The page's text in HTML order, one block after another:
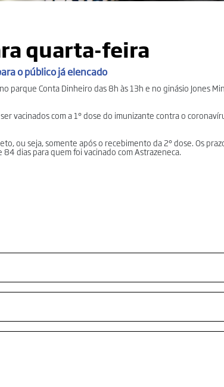
quarta-feira
o público já elencado
parque Conta Dinheiro das 8h às 13h e no ginásio Jones
vacinados com a 1° dose do imunizante contra o
ou seja, somente após o recebimento da 2° dose. Os
dias para quem foi vacinado com Astrazeneca.